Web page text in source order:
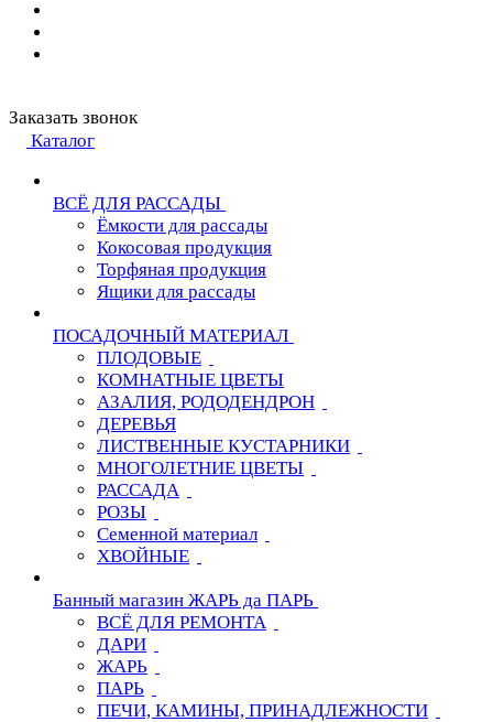
Заказать звонок
Каталог
ВСЁ ДЛЯ РАССАДЫ
Ёмкости для рассады
Кокосовая продукция
Торфяная продукция
Ящики для рассады
ПОСАДОЧНЫЙ МАТЕРИАЛ
ПЛОДОВЫЕ
КОМНАТНЫЕ ЦВЕТЫ
АЗАЛИЯ, РОДОДЕНДРОН
ДЕРЕВЬЯ
ЛИСТВЕННЫЕ КУСТАРНИКИ
МНОГОЛЕТНИЕ ЦВЕТЫ
РАССАДА
РОЗЫ
Семенной материал
ХВОЙНЫЕ
Банный магазин ЖАРЬ да ПАРЬ
ВСЁ ДЛЯ РЕМОНТА
ДАРИ
ЖАРЬ
ПАРЬ
ПЕЧИ, КАМИНЫ, ПРИНАДЛЕЖНОСТИ